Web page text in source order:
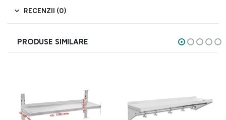
RECENZII (0)
PRODUSE SIMILARE